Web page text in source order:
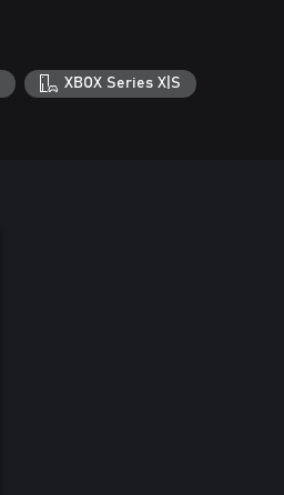
XBOX Series X|S